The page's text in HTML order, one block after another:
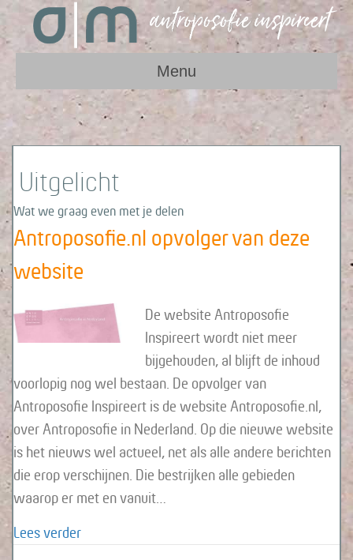
Menu
Uitgelicht
Wat we graag even met je delen
Antroposofie.nl opvolger van deze
website
De website Antroposofie
Inspireert wordt niet meer
bijgehouden, al blijft de inhoud
voorlopig nog wel bestaan. De opvolger van
Antroposofie Inspireert is de website Antroposofie.nl,
over Antroposofie in Nederland. Op die nieuwe website
is het nieuws wel actueel, net als alle andere berichten
die erop verschijnen. Die bestrijken alle gebieden
waarop er met en vanuit…
Lees verderabout Antroposofie.nl opvolger van deze